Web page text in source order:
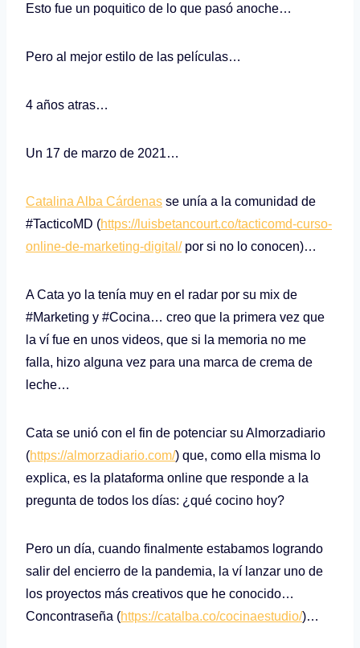
Esto fue un poquitico de lo que pasó anoche…
Pero al mejor estilo de las películas…
4 años atras…
Un 17 de marzo de 2021…
Catalina Alba Cárdenas se unía a la comunidad de
#TacticoMD (https://luisbetancourt.co/tacticomd-curso-
online-de-marketing-digital/por si no lo conocen)…
A Cata yo la tenía muy en el radar por su mix de
#Marketing y #Cocina… creo que la primera vez que
la ví fue en unos videos, que si la memoria no me
falla, hizo alguna vez para una marca de crema de
leche…
Cata se unió con el fin de potenciar su Almorzadiario
(https://almorzadiario.com/) que, como ella misma lo
explica, es la plataforma online que responde a la
pregunta de todos los días: ¿qué cocino hoy?
Pero un día, cuando finalmente estabamos logrando
salir del encierro de la pandemia, la ví lanzar uno de
los proyectos más creativos que he conocido…
Concontraseña (https://catalba.co/cocinaestudio/)…